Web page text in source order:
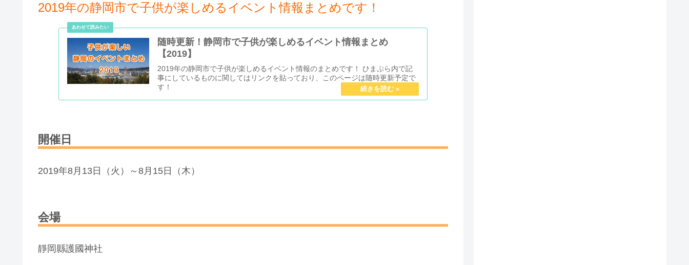
2019年の静岡市で子供が楽しめるイベント情報まとめです！
随時更新！静岡市で子供が楽しめるイベント情報まとめ
【2019】
2019年の静岡市で子供が楽しめるイベント情報のまとめです！ ひまぷら内で記
事にしているものに関してはリンクを貼っており、このページは随時更新予定で
す！
開催日
2019年8月13日（火）～8月15日（木）
会場
靜岡縣護國神社